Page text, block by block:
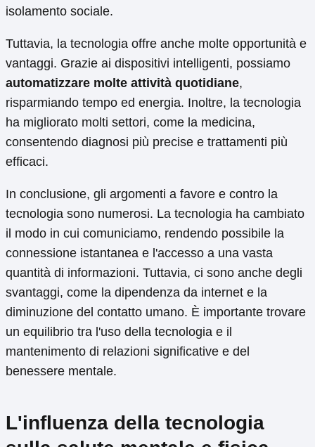
isolamento sociale.
Tuttavia, la tecnologia offre anche molte opportunità e
vantaggi. Grazie ai dispositivi intelligenti, possiamo
automatizzare molte attività quotidiane,
risparmiando tempo ed energia. Inoltre, la tecnologia
ha migliorato molti settori, come la medicina,
consentendo diagnosi più precise e trattamenti più
efficaci.
In conclusione, gli argomenti a favore e contro la
tecnologia sono numerosi. La tecnologia ha cambiato
il modo in cui comuniciamo, rendendo possibile la
connessione istantanea e l'accesso a una vasta
quantità di informazioni. Tuttavia, ci sono anche degli
svantaggi, come la dipendenza da internet e la
diminuzione del contatto umano. È importante trovare
un equilibrio tra l'uso della tecnologia e il
mantenimento di relazioni significative e del
benessere mentale.
L'influenza della tecnologia